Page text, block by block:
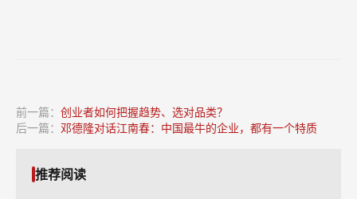
前一篇： 创业者如何把握趋势、选对品类？
后一篇： 邓德隆对话江南春：中国最牛的企业，都有一个特质
推荐阅读